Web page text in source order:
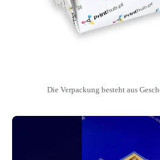
Die Verpackung besteht aus